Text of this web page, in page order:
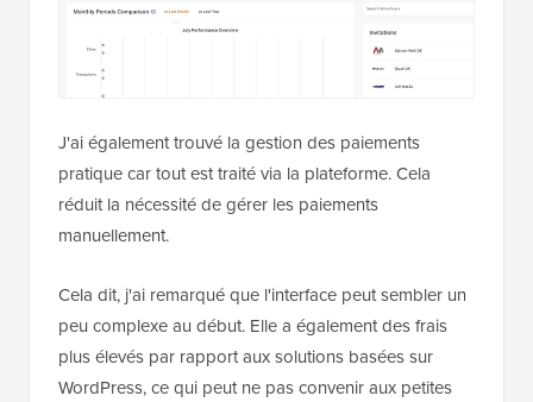
J'ai également trouvé la gestion des paiements
pratique car tout est traité via la plateforme. Cela
réduit la nécessité de gérer les paiements
manuellement.
Cela dit, j'ai remarqué que l'interface peut sembler un
peu complexe au début. Elle a également des frais
plus élevés par rapport aux solutions basées sur
WordPress, ce qui peut ne pas convenir aux petites